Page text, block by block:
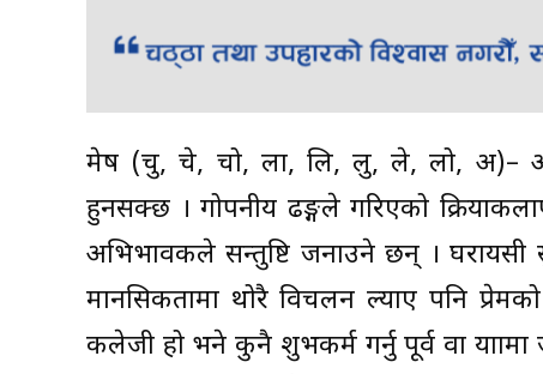
मेष (चु, चे, चो, ला, लि, लु, ले, लो, अ)–
हुनसक्छ । गोपनीय ढङ्गले गरिएको
अभिभावकले सन्तुष्टि जनाउने छन् ।
मानसिकतामा थोरै विचलन ल्याए पनि
कलेजी हो भने कुनै शुभकर्म गर्नु पूर्व वा यात्रामा